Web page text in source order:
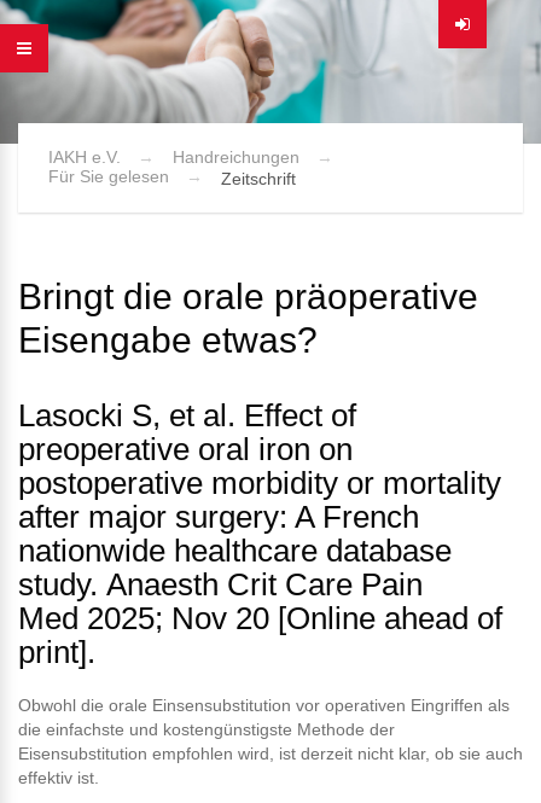
IAKH e.V.
Handreichungen
Für Sie gelesen
Zeitschrift
Bringt die orale präoperative
Eisengabe etwas?
Lasocki S, et al. Effect of
preoperative oral iron on
postoperative morbidity or mortality
after major surgery: A French
nationwide healthcare database
study. Anaesth Crit Care Pain
Med 2025; Nov 20 [Online ahead of
print].
Obwohl die orale Einsensubstitution vor operativen Eingriffen als
die einfachste und kostengünstigste Methode der
Eisensubstitution empfohlen wird, ist derzeit nicht klar, ob sie auch
effektiv ist.